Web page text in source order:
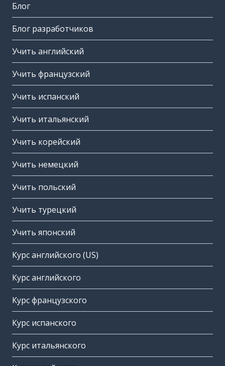
Блог
Блог разработчиков
Учить английский
Учить французский
Учить испанский
Учить итальянский
Учить корейский
Учить немецкий
Учить польский
Учить турецкий
Учить японский
Курс английского (US)
Курс английского
Курс французского
Курс испанского
Курс итальянского